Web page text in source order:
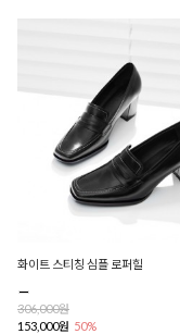
화이트 스티칭 심플 로퍼힐
306,000원
153,000원 50%